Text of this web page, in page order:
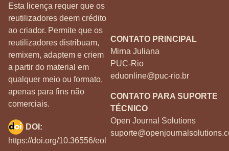
Esta licença requer que os
reutilizadores deem crédito
ao criador. Permite que os
reutilizadores distribuam,
remixem, adaptem e criem
a partir do material em
qualquer meio ou formato,
apenas para fins não
comerciais.
CONTATO PRINCIPAL
Mirna Juliana
PUC-Rio
eduonline@puc-rio.br
CONTATO PARA SUPORTE
TÉCNICO
Open Journal Solutions
DOI:
https://doi.org/10.36556/eol